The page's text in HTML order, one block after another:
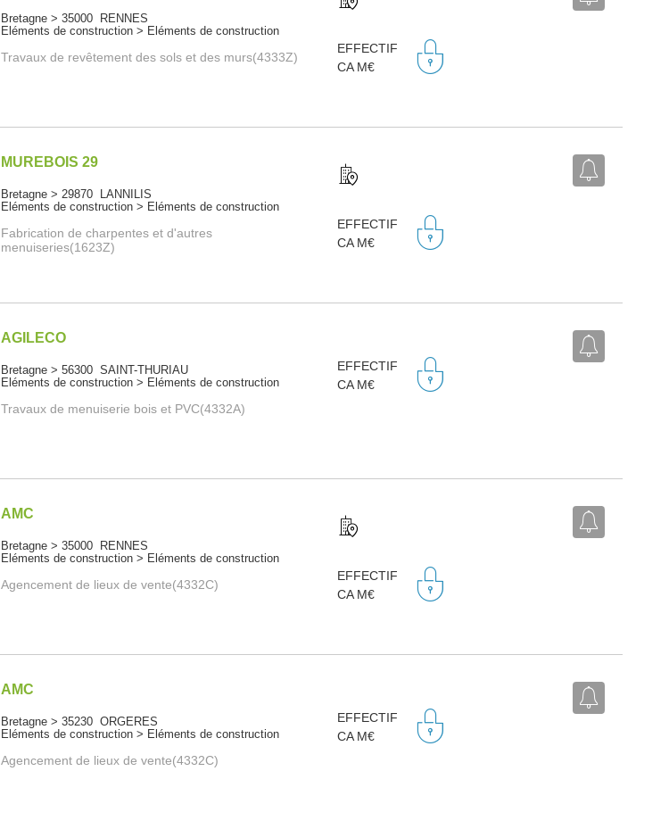
Bretagne > 35000 RENNES
Eléments de construction > Eléments de construction
Travaux de revêtement des sols et des murs(4333Z)
EFFECTIF
CA M€
MUREBOIS 29
Bretagne > 29870 LANNILIS
Eléments de construction > Eléments de construction
Fabrication de charpentes et d'autres
menuiseries(1623Z)
EFFECTIF
CA M€
AGILECO
Bretagne > 56300 SAINT-THURIAU
Eléments de construction > Eléments de construction
Travaux de menuiserie bois et PVC(4332A)
EFFECTIF
CA M€
AMC
Bretagne > 35000 RENNES
Eléments de construction > Eléments de construction
Agencement de lieux de vente(4332C)
EFFECTIF
CA M€
AMC
Bretagne > 35230 ORGERES
Eléments de construction > Eléments de construction
Agencement de lieux de vente(4332C)
EFFECTIF
CA M€